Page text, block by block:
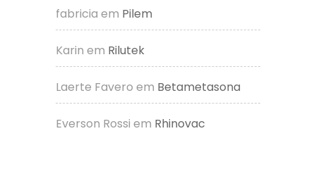
fabricia em Pilem
Karin em Rilutek
Laerte Favero em Betametasona
Everson Rossi em Rhinovac